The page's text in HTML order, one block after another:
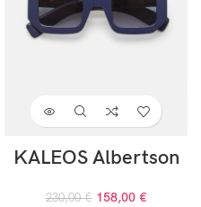
KALEOS Albertson
230,00€ 158,00 €